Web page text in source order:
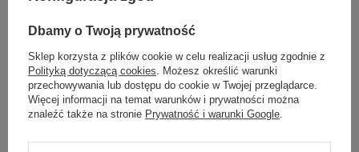
LAMPY WEWNĘTRZNE
KINKIETY NAD LUSTRO
LAMPKI NOCNE
ŻYRANDOLE KRYSZTAŁOWE
LAMPY WISZĄCE CZARNE
LAMPY WISZĄCE - OKRĘGI
KINKIETY DO SYPIALNI
LAMPY WISZĄCE
Dbamy o Twoją prywatność
Sklep korzysta z plików cookie w celu realizacji usług zgodnie z
Polityką dotyczącą cookies . Możesz określić warunki
przechowywania lub dostępu do cookie w Twojej przeglądarce.
Więcej informacji na temat warunków i prywatności można
znaleźć także na stronie Prywatność i warunki Google